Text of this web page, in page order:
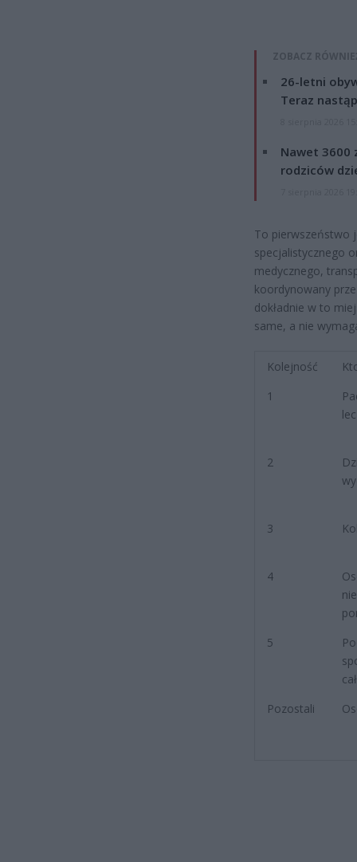
ZOBACZ
26-letni
Teraz
Nawet 3600
rodziców
To pierwszeństwo
specjalistycznego
medycznego,
koordynowany
dokładnie w to
same, a nie
Kolejność
1
2
3
4
5
Pozostali